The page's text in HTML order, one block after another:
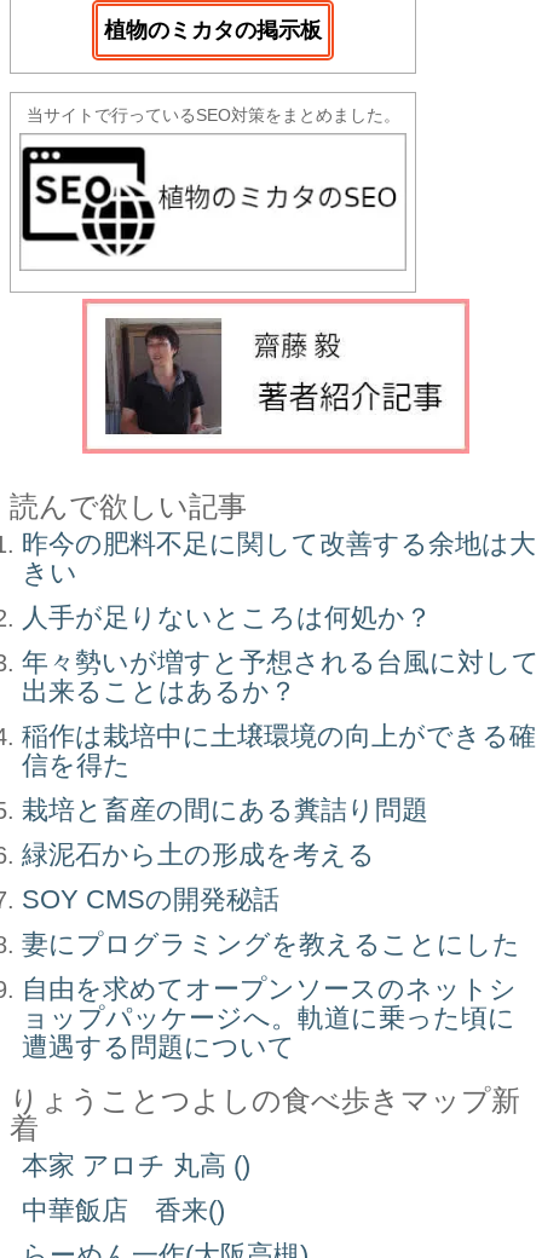
植物のミカタの掲示板
当サイトで行っているSEO対策をまとめました。
読んで欲しい記事
昨今の肥料不足に関して改善する余地は大
きい
人手が足りないところは何処か？
年々勢いが増すと予想される台風に対して
出来ることはあるか？
稲作は栽培中に土壌環境の向上ができる確
信を得た
栽培と畜産の間にある糞詰り問題
緑泥石から土の形成を考える
SOY CMSの開発秘話
妻にプログラミングを教えることにした
自由を求めてオープンソースのネットシ
ョップパッケージへ。軌道に乗った頃に
遭遇する問題について
りょうことつよしの食べ歩きマップ新
着
本家 アロチ 丸高 ()
中華飯店 香来()